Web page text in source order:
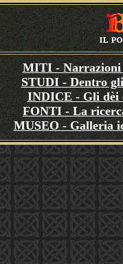
MITI - Narrazioni
STUDI - Dentro
INDICE - Gli dèi
FONTI - La
MUSEO - Galleria